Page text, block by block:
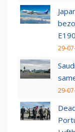
29-
29-